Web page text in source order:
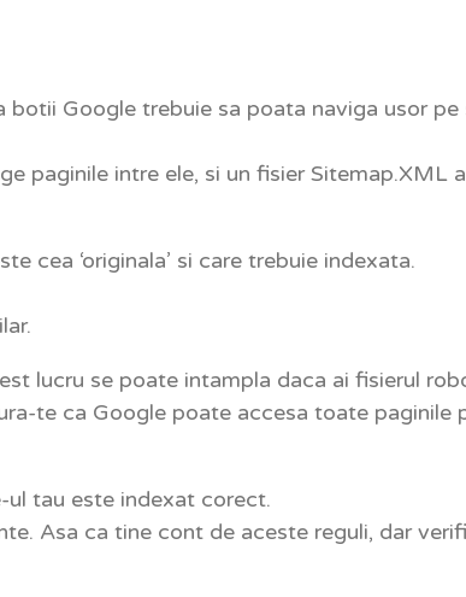
botii Google trebuie sa poata naviga usor
paginile intre ele, si un fisier Sitemap.XML
cea ‘originala’ si care trebuie indexata.
lucru se poate intampla daca ai fisierul
te ca Google poate accesa toate paginile
ul tau este indexat corect.
Asa ca tine cont de aceste reguli, dar